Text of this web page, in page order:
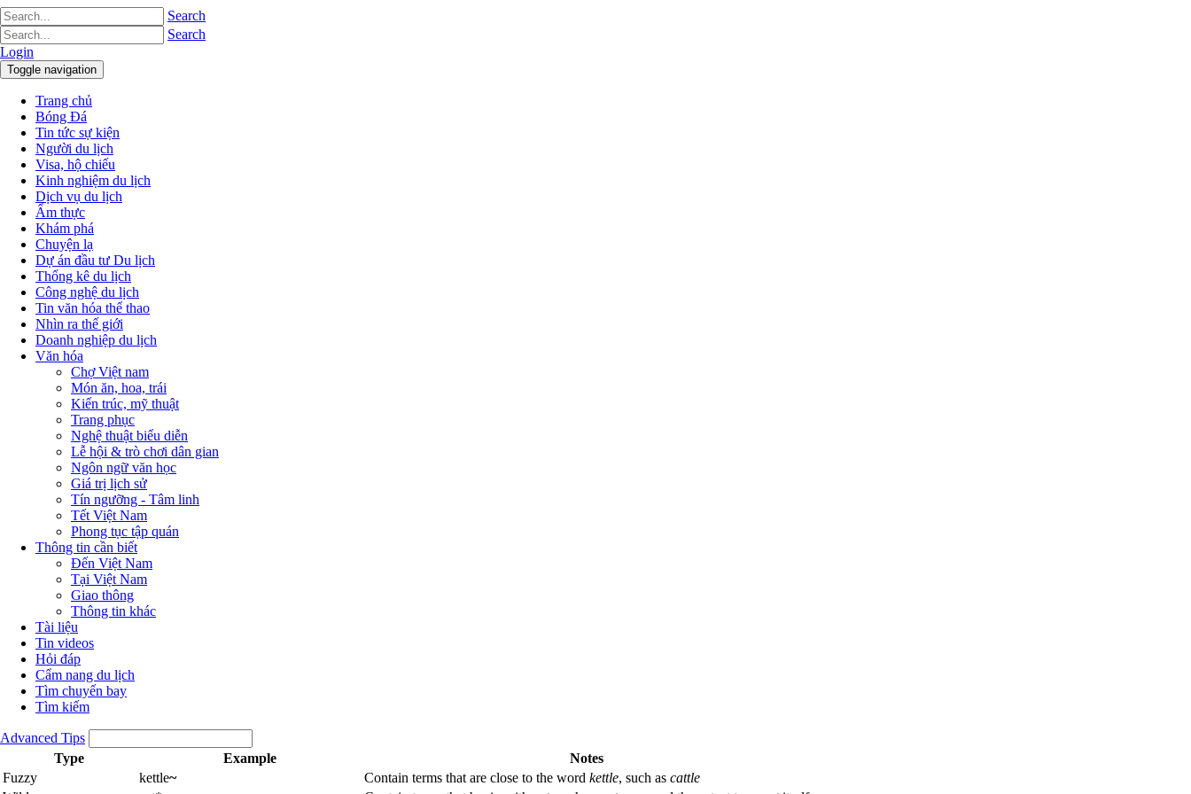
Search
Search
Login
Toggle navigation
Trang chủ
Bóng Đá
Tin tức sự kiện
Người du lịch
Visa, hộ chiếu
Kinh nghiệm du lịch
Dịch vụ du lịch
Ẩm thực
Khám phá
Chuyện lạ
Dự án đầu tư Du lịch
Thống kê du lịch
Công nghệ du lịch
Tin văn hóa thể thao
Nhìn ra thế giới
Doanh nghiệp du lịch
Văn hóa
Chợ Việt nam
Món ăn, hoa, trái
Kiến trúc, mỹ thuật
Trang phục
Nghệ thuật biểu diễn
Lễ hội & trò chơi dân gian
Ngôn ngữ văn học
Giá trị lịch sử
Tín ngưỡng - Tâm linh
Tết Việt Nam
Phong tục tập quán
Thông tin cần biết
Đến Việt Nam
Tại Việt Nam
Giao thông
Thông tin khác
Tài liệu
Tin videos
Hỏi đáp
Cẩm nang du lịch
Tìm chuyến bay
Tìm kiếm
Advanced Tips
Type
Example
Notes
Fuzzy
kettle~ Contain terms that are close to the word kettle, such as cattle